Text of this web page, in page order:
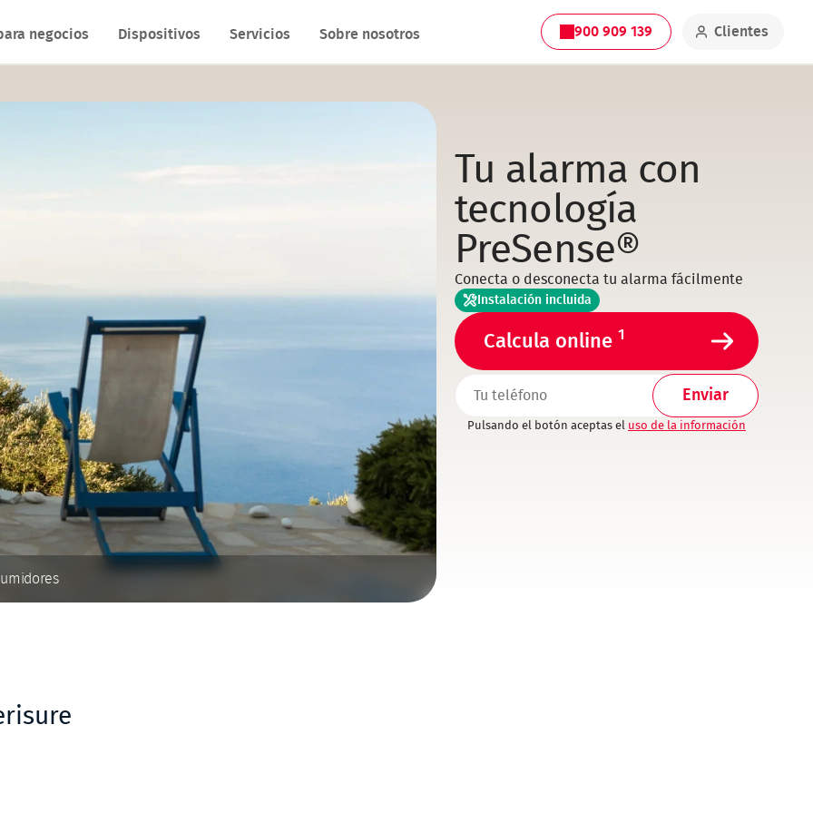
negocios Dispositivos Servicios Sobre nosotros 900 909 139 Clientes
Tu alarma con
tecnología
PreSense®
Conecta o desconecta tu alarma fácilmente
Instalación incluida
Calcula online 1
Pulsando el botón aceptas el uso de la información